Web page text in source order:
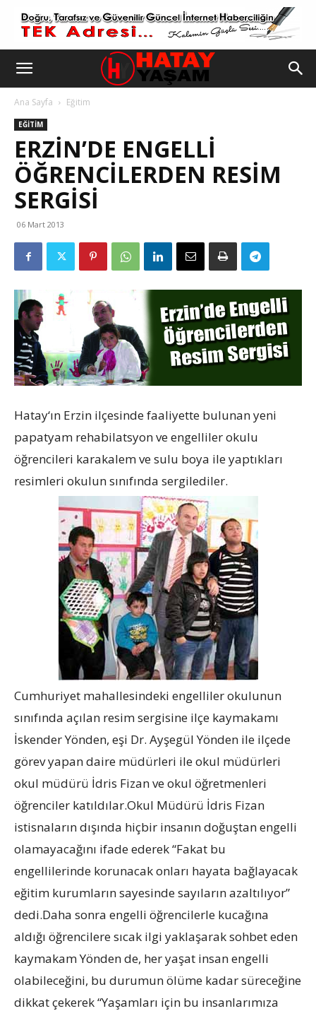
Ana Sayfa Eğitim
EĞITIM
ERZIN’DE ENGELLI
ÖĞRENCILERDEN RESIM
SERGISI
06 Mart 2013
Hatay‘ın Erzin ilçesinde faaliyette bulunan yeni
papatyam rehabilatsyon ve engelliler okulu
öğrencileri karakalem ve sulu boya ile yaptıkları
resimleri okulun sınıfında sergilediler.
Cumhuriyet mahallesindeki engelliler okulunun
sınıfında açılan resim sergisine ilçe kaymakamı
İskender Yönden, eşi Dr. Ayşegül Yönden ile ilçede
görev yapan daire müdürleri ile okul müdürleri
okul müdürü İdris Fizan ve okul öğretmenleri
öğrenciler katıldılar.Okul Müdürü İdris Fizan
istisnaların dışında hiçbir insanın doğuştan engelli
olamayacağını ifade ederek “Fakat bu
engellilerinde korunacak onları hayata bağlayacak
eğitim kurumların sayesinde sayıların azaltılıyor”
dedi.Daha sonra engelli öğrencilerle kucağına
aldığı öğrencilere sıcak ilgi yaklaşarak sohbet eden
kaymakam Yönden de, her yaşat insan engelli
olabileceğini, bu durumun ölüme kadar süreceğine
dikkat çekerek “Yaşamları için bu insanlarımıza